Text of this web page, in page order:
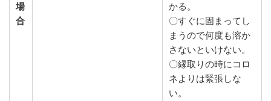
場
合
かる。
〇すぐに固まってし
まうので何度も溶か
さないといけない。
〇縁取りの時にコロ
ネよりは緊張しな
い。